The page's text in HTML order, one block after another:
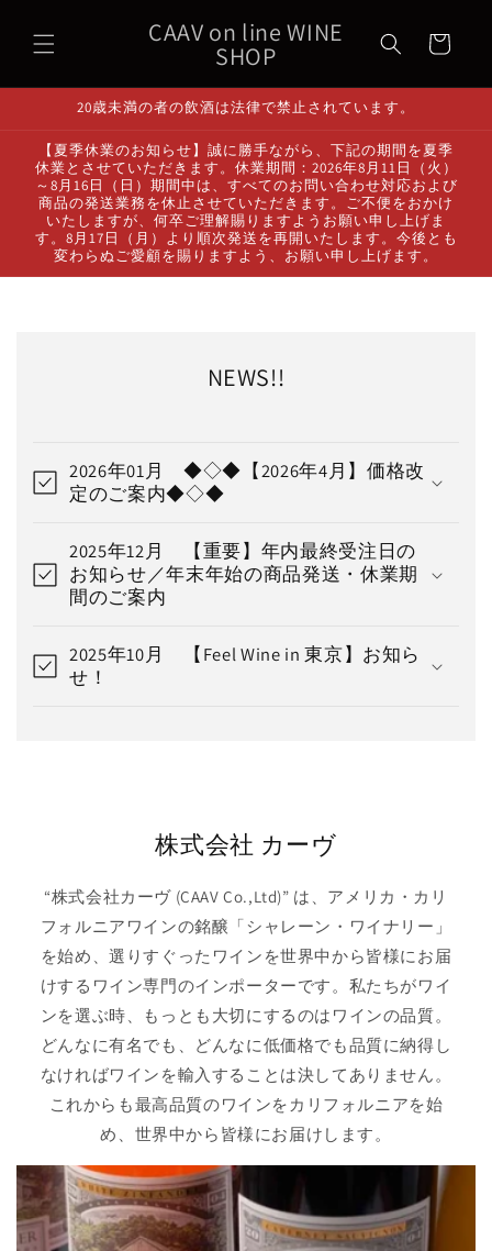
進む
CAAV on line WINE
SHOP
ー
20歳未満の者の飲酒は法律で禁止されています。
【夏季休業のお知らせ】誠に勝手ながら、下記の期間を夏季
休業とさせていただきます。休業期間：2026年8月11日（火）
～8月16日（日）期間中は、すべてのお問い合わせ対応および
商品の発送業務を休止させていただきます。ご不便をおかけ
いたしますが、何卒ご理解賜りますようお願い申し上げま
す。8月17日（月）より順次発送を再開いたします。今後とも
変わらぬご愛顧を賜りますよう、お願い申し上げます。
NEWS!!
2026年01月 ◆◇◆【2026年4月】価格改
定のご案内◆◇◆
2025年12月 【重要】年内最終受注日の
お知らせ／年末年始の商品発送・休業期
間のご案内
2025年10月 【Feel Wine in 東京】お知ら
せ！
株式会社 カーヴ
“株式会社カーヴ (CAAV Co.,Ltd)” は、アメリカ・カリ
フォルニアワインの銘醸「シャレーン・ワイナリー」
を始め、選りすぐったワインを世界中から皆様にお届
けするワイン専門のインポーターです。私たちがワイ
ンを選ぶ時、もっとも大切にするのはワインの品質。
どんなに有名でも、どんなに低価格でも品質に納得し
なければワインを輸入することは決してありません。
これからも最高品質のワインをカリフォルニアを始
め、世界中から皆様にお届けします。